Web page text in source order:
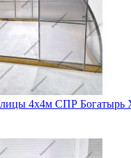
4х4м СПР Богатырь